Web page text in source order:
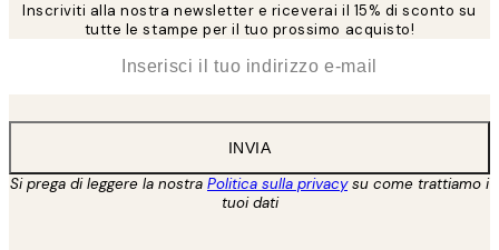
Inscriviti alla nostra newsletter e riceverai il 15% di sconto su
tutte le stampe per il tuo prossimo acquisto!
INVIA
Si prega di leggere la nostra Politica sulla privacysu come trattiamo i
tuoi dati